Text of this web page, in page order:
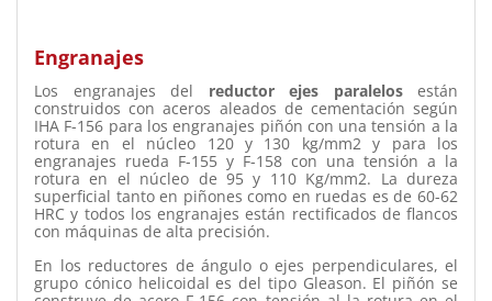
Engranajes
Los engranajes del reductor ejes paralelos están
construidos con aceros aleados de cementación según
IHA F-156 para los engranajes piñón con una tensión a la
rotura en el núcleo 120 y 130 kg/mm2 y para los
engranajes rueda F-155 y F-158 con una tensión a la
rotura en el núcleo de 95 y 110 Kg/mm2. La dureza
superficial tanto en piñones como en ruedas es de 60-62
HRC y todos los engranajes están rectificados de flancos
con máquinas de alta precisión.
En los reductores de ángulo o ejes perpendiculares, el
grupo cónico helicoidal es del tipo Gleason. El piñón se